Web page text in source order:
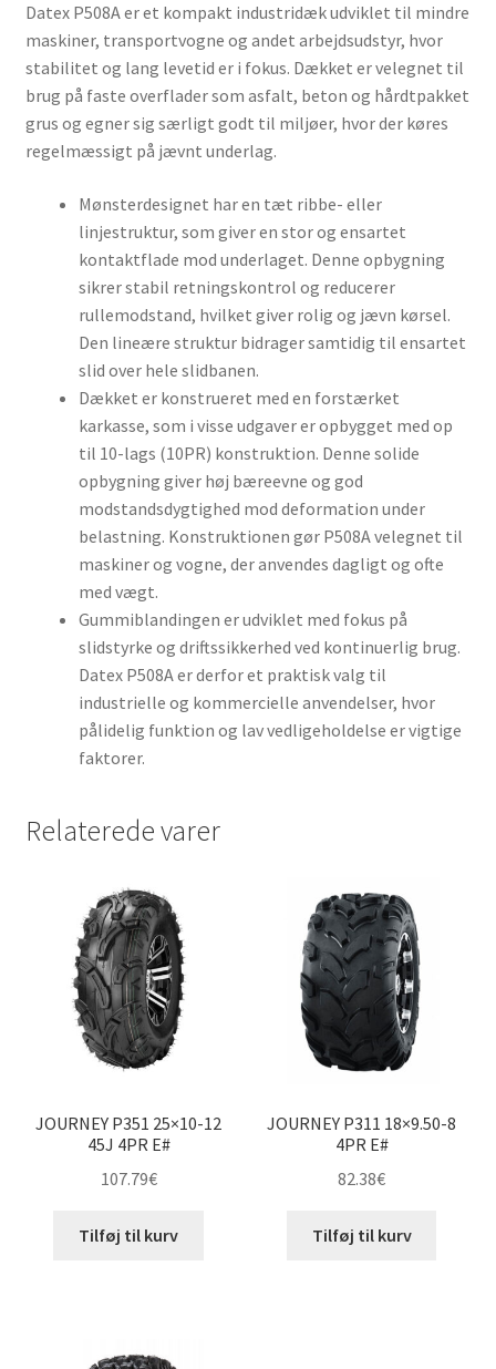
Datex P508A er et kompakt industridæk udviklet til mindre
maskiner, transportvogne og andet arbejdsudstyr, hvor
stabilitet og lang levetid er i fokus. Dækket er velegnet til
brug på faste overflader som asfalt, beton og hårdtpakket
grus og egner sig særligt godt til miljøer, hvor der køres
regelmæssigt på jævnt underlag.
Mønsterdesignet har en tæt ribbe- eller
linjestruktur, som giver en stor og ensartet
kontaktflade mod underlaget. Denne opbygning
sikrer stabil retningskontrol og reducerer
rullemodstand, hvilket giver rolig og jævn kørsel.
Den lineære struktur bidrager samtidig til ensartet
slid over hele slidbanen.
Dækket er konstrueret med en forstærket
karkasse, som i visse udgaver er opbygget med op
til 10-lags (10PR) konstruktion. Denne solide
opbygning giver høj bæreevne og god
modstandsdygtighed mod deformation under
belastning. Konstruktionen gør P508A velegnet til
maskiner og vogne, der anvendes dagligt og ofte
med vægt.
Gummiblandingen er udviklet med fokus på
slidstyrke og driftssikkerhed ved kontinuerlig brug.
Datex P508A er derfor et praktisk valg til
industrielle og kommercielle anvendelser, hvor
pålidelig funktion og lav vedligeholdelse er vigtige
faktorer.
Relaterede varer
JOURNEY P351 25×10-12
45J 4PR E#
107.79€
Tilføj til kurv
JOURNEY P311 18×9.50-8
4PR E#
82.38€
Tilføj til kurv